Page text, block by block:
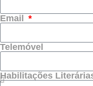
Email
Telemóvel
Habilitações